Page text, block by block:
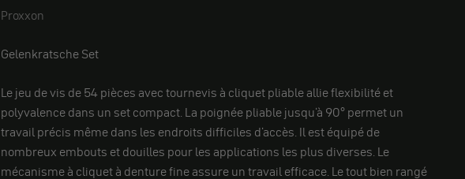
Proxxon
Proxxon
Gelenkratsche Set
Le jeu de vis de 54 pièces avec tournevis à cliquet pliable allie flexibilité et
polyvalence dans un set compact. La poignée pliable jusqu'à 90° permet un
travail précis même dans les endroits difficiles d'accès. Il est équipé de
nombreux embouts et douilles pour les applications les plus diverses. Le
mécanisme à cliquet à denture fine assure un travail efficace. Le tout bien rangé